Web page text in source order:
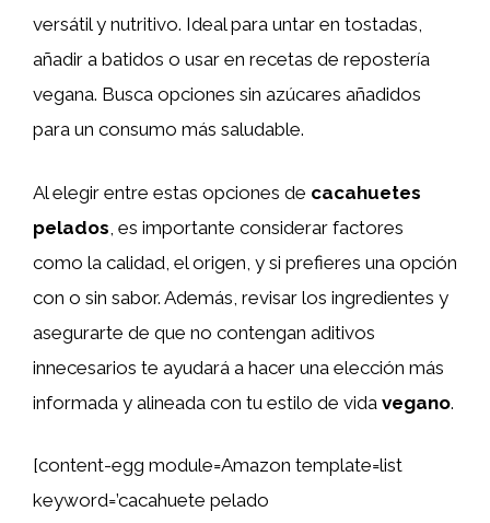
versátil y nutritivo. Ideal para untar en tostadas,
añadir a batidos o usar en recetas de repostería
vegana. Busca opciones sin azúcares añadidos
para un consumo más saludable.
Al elegir entre estas opciones de cacahuetes
pelados , es importante considerar factores
como la calidad, el origen, y si prefieres una opción
con o sin sabor. Además, revisar los ingredientes y
asegurarte de que no contengan aditivos
innecesarios te ayudará a hacer una elección más
informada y alineada con tu estilo de vida vegano.
[content-egg module=Amazon template=list
keyword=’cacahuete pelado